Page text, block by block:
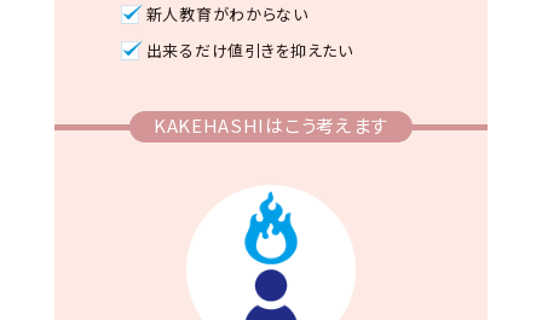
新人教育がわからない
出来るだけ値引きを抑えたい
KAKEHASHIはこう考えます